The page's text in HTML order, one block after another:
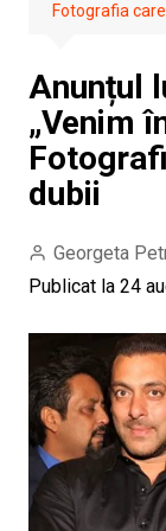
Fotografia
Anunțul
„Venim
dubii
Georgeta
Publicat la 24